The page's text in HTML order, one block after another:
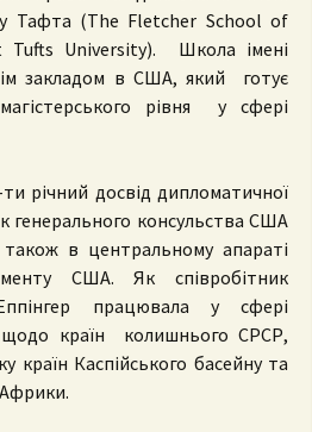
Тафта (The Fletcher School of
Tufts University). Школа імені
закладом в США, який готує
рівня у сфері
річний досвід дипломатичної
генерального консульства США
також в центральному апараті
США. Як співробітник
працювала у сфері
щодо країн колишнього СРСР,
країн Каспійського басейну та
Африки.